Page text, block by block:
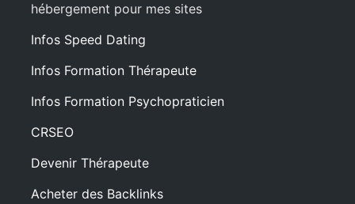
hébergement pour mes sites
Infos Speed Dating
Infos Formation Thérapeute
Infos Formation Psychopraticien
CRSEO
Devenir Thérapeute
Acheter des Backlinks